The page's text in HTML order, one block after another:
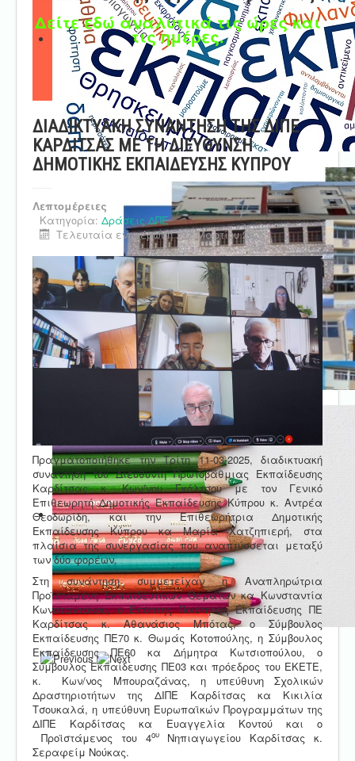
Δείτε εδώ αναλυτικά τις ώρες και
τις ημέρες.
ΔΙΑΔΙΚΤΥΑΚΗ ΣΥΝΑΝΤΗΣΗ ΤΗΣ ΔΙΠΕ
ΚΑΡΔΙΤΣΑΣ ΜΕ ΤΗ ΔΙΕΥΘΥΝΣΗ
ΔΗΜΟΤΙΚΗΣ ΕΚΠΑΙΔΕΥΣΗΣ ΚΥΠΡΟΥ
Λεπτομέρειες
Κατηγορία: Δράσεις ΔΠΕ
Τελευταία ενημέρωση : 12 Μαρτίου 2025
Πραγματοποιήθηκε την Τρίτη 11-03-2025, διαδικτυακή
συνάντηση του Διευθυντή Πρωτοβάθμιας Εκπαίδευσης
Καρδίτσας κ. Κων/νου Γκόλτσου με τον Γενικό
Επιθεωρητή Δημοτικής Εκπαίδευσης Κύπρου κ. Αντρέα
Θεοδωρίδη, και την Επιθεωρήτρια Δημοτικής
Εκπαίδευσης Κύπρου κα Μαρία Χατζηπιερή, στα
πλαίσια της συνεργασίας που αναπτύσσεται μεταξύ
των δύο φορέων.
Στη συνάντηση συμμετείχαν η Αναπληρώτρια
Προϊσταμένη Εκπαιδευτικών Θεμάτων κα Κωνσταντία
Κωνσταντάκου, ο Επόπτης Ποιότητας Εκπαίδευσης ΠΕ
Καρδίτσας κ. Αθανάσιος Μπότας, ο Σύμβουλος
Εκπαίδευσης ΠΕ70 κ. Θωμάς Κοτοπούλης, η Σύμβουλος
Εκπαίδευσης ΠΕ60 κα Δήμητρα Κωτσιοπούλου, ο
Σύμβουλος Εκπαίδευσης ΠΕ03 και πρόεδρος του ΕΚΕΤΕ,
κ. Κων/νος Μπουραζάνας, η υπεύθυνη Σχολικών
Δραστηριοτήτων της ΔΙΠΕ Καρδίτσας κα Κικιλία
Τσουκαλά, η υπεύθυνη Ευρωπαϊκών Προγραμμάτων της
ΔΙΠΕ Καρδίτσας κα Ευαγγελία Κοντού και ο
Προϊστάμενος του 4ουΝηπιαγωγείου Καρδίτσας κ.
Σεραφείμ Νούκας.